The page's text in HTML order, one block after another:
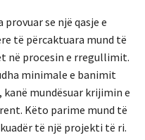
se një qasje e
të përcaktuara mund të
në procesin e rregullimit.
minimale e banimit
kanë mundësuar krijimin e
Këto parime mund të
të një projekti të ri.